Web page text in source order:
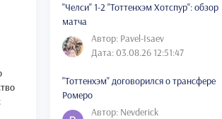
"Челси" 1-2 "Тоттенхэм Хотспур": обзор
матча
Автор: Pavel-Isaev
Дата: 03.08.26 12:51:47
"Тоттенхэм" договорился о трансфере
Ромеро
Автор: Nevderick